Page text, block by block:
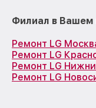
Филиал в Вашем
Ремонт LG
Ремонт LG
Ремонт LG
Ремонт LG